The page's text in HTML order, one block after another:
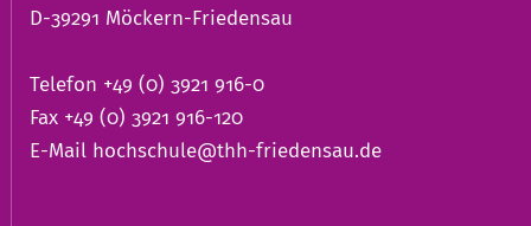
D-39291 Möckern-Friedensau
Telefon +49 (0) 3921 916-0
Fax +49 (0) 3921 916-120
E-Mail hochschule@thh-friedensau.de